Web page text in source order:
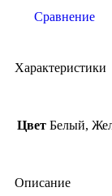
Сравнение
Характеристики
Цвет Белый,
Описание